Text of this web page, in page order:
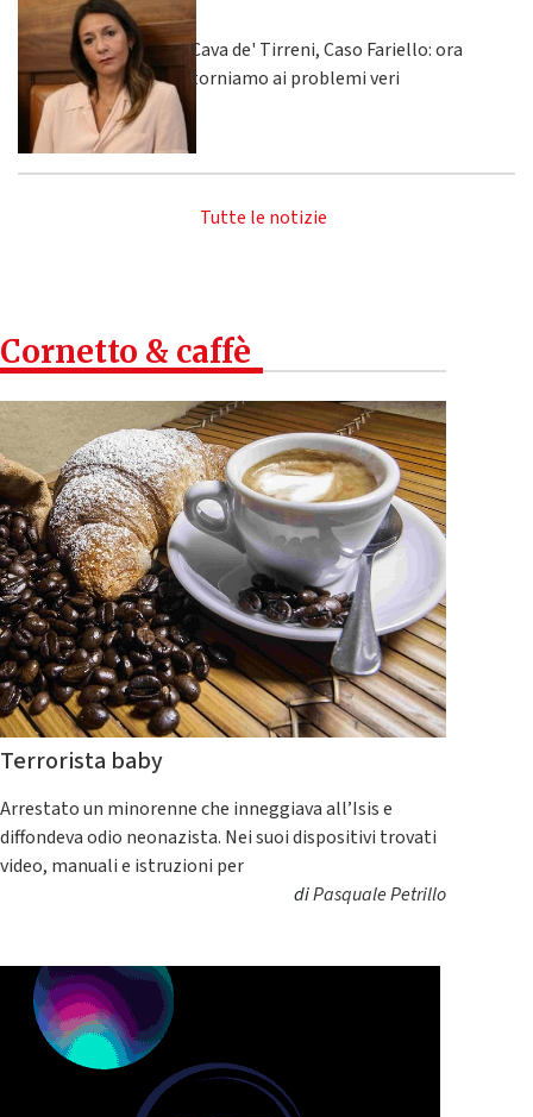
Cava de' Tirreni, Caso Fariello: ora
torniamo ai problemi veri
Tutte le notizie
Cornetto & caffè
Terrorista baby
Arrestato un minorenne che inneggiava all’Isis e
diffondeva odio neonazista. Nei suoi dispositivi trovati
video, manuali e istruzioni per
diPasquale Petrillo